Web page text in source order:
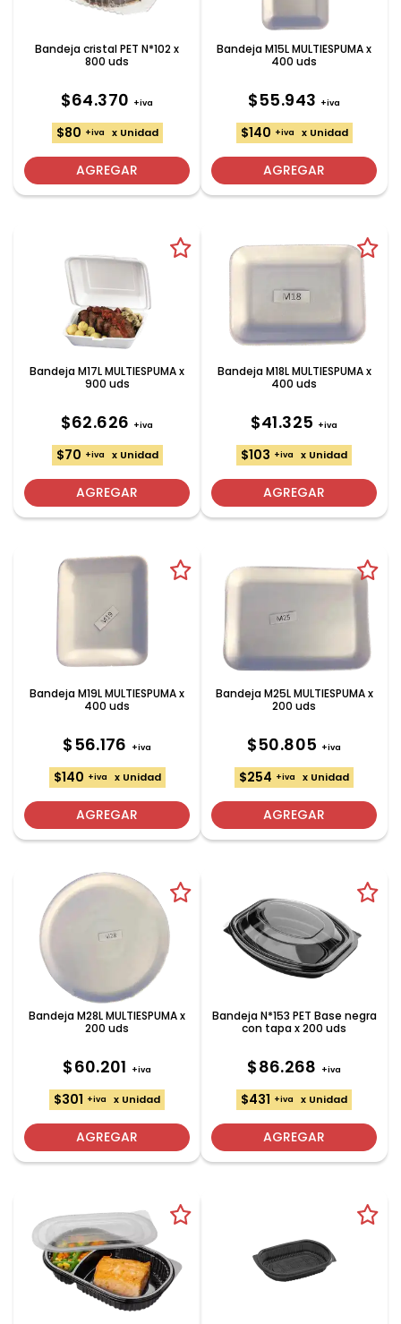
Bandeja cristal PET N*102 x
800 uds
$64.370 +iva
$80 +iva x Unidad
AGREGAR
Bandeja M15L MULTIESPUMA x
400 uds
$55.943 +iva
$140 +iva x Unidad
AGREGAR
Bandeja M17L MULTIESPUMA x
900 uds
$62.626 +iva
$70 +iva x Unidad
AGREGAR
Bandeja M18L MULTIESPUMA x
400 uds
$41.325 +iva
$103 +iva x Unidad
AGREGAR
Bandeja M19L MULTIESPUMA x
400 uds
$56.176 +iva
$140 +iva x Unidad
AGREGAR
Bandeja M25L MULTIESPUMA x
200 uds
$50.805 +iva
$254 +iva x Unidad
AGREGAR
Bandeja M28L MULTIESPUMA x
200 uds
$60.201 +iva
$301 +iva x Unidad
AGREGAR
Bandeja N*153 PET Base negra
con tapa x 200 uds
$86.268 +iva
$431 +iva x Unidad
AGREGAR